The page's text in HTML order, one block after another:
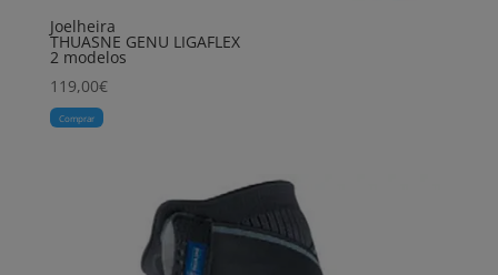
Joelheira
THUASNE GENU LIGAFLEX
2 modelos
119,00€
Comprar